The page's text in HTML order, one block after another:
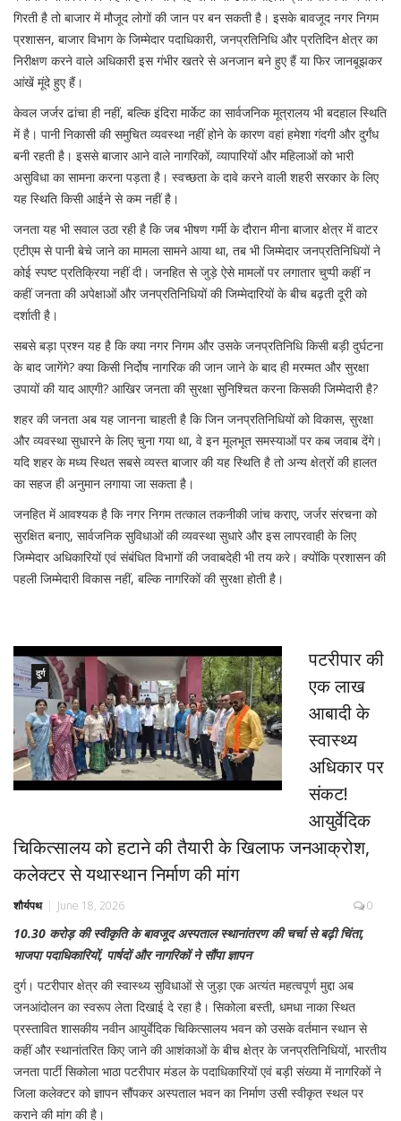
गिरती है तो बाजार में मौजूद लोगों की जान पर बन सकती है। इसके बावजूद नगर निगम
प्रशासन, बाजार विभाग के जिम्मेदार पदाधिकारी, जनप्रतिनिधि और प्रतिदिन क्षेत्र का
निरीक्षण करने वाले अधिकारी इस गंभीर खतरे से अनजान बने हुए हैं या फिर जानबूझकर
आंखें मूंदे हुए हैं।
केवल जर्जर ढांचा ही नहीं, बल्कि इंदिरा मार्केट का सार्वजनिक मूत्रालय भी बदहाल स्थिति
में है। पानी निकासी की समुचित व्यवस्था नहीं होने के कारण वहां हमेशा गंदगी और दुर्गंध
बनी रहती है। इससे बाजार आने वाले नागरिकों, व्यापारियों और महिलाओं को भारी
असुविधा का सामना करना पड़ता है। स्वच्छता के दावे करने वाली शहरी सरकार के लिए
यह स्थिति किसी आईने से कम नहीं है।
जनता यह भी सवाल उठा रही है कि जब भीषण गर्मी के दौरान मीना बाजार क्षेत्र में वाटर
एटीएम से पानी बेचे जाने का मामला सामने आया था, तब भी जिम्मेदार जनप्रतिनिधियों ने
कोई स्पष्ट प्रतिक्रिया नहीं दी। जनहित से जुड़े ऐसे मामलों पर लगातार चुप्पी कहीं न
कहीं जनता की अपेक्षाओं और जनप्रतिनिधियों की जिम्मेदारियों के बीच बढ़ती दूरी को
दर्शाती है।
सबसे बड़ा प्रश्न यह है कि क्या नगर निगम और उसके जनप्रतिनिधि किसी बड़ी दुर्घटना
के बाद जागेंगे? क्या किसी निर्दोष नागरिक की जान जाने के बाद ही मरम्मत और सुरक्षा
उपायों की याद आएगी? आखिर जनता की सुरक्षा सुनिश्चित करना किसकी जिम्मेदारी है?
शहर की जनता अब यह जानना चाहती है कि जिन जनप्रतिनिधियों को विकास, सुरक्षा
और व्यवस्था सुधारने के लिए चुना गया था, वे इन मूलभूत समस्याओं पर कब जवाब देंगे।
यदि शहर के मध्य स्थित सबसे व्यस्त बाजार की यह स्थिति है तो अन्य क्षेत्रों की हालत
का सहज ही अनुमान लगाया जा सकता है।
जनहित में आवश्यक है कि नगर निगम तत्काल तकनीकी जांच कराए, जर्जर संरचना को
सुरक्षित बनाए, सार्वजनिक सुविधाओं की व्यवस्था सुधारे और इस लापरवाही के लिए
जिम्मेदार अधिकारियों एवं संबंधित विभागों की जवाबदेही भी तय करे। क्योंकि प्रशासन की
पहली जिम्मेदारी विकास नहीं, बल्कि नागरिकों की सुरक्षा होती है।
दुर्ग
पटरीपार की
एक लाख
आबादी के
स्वास्थ्य
अधिकार पर
संकट!
आयुर्वेदिक
चिकित्सालय को हटाने की तैयारी के खिलाफ जनआक्रोश,
कलेक्टर से यथास्थान निर्माण की मांग
शौर्यपथ June 18, 2026 0
10.30 करोड़ की स्वीकृति के बावजूद अस्पताल स्थानांतरण की चर्चा से बढ़ी चिंता,
भाजपा पदाधिकारियों, पार्षदों और नागरिकों ने सौंपा ज्ञापन
दुर्ग। पटरीपार क्षेत्र की स्वास्थ्य सुविधाओं से जुड़ा एक अत्यंत महत्वपूर्ण मुद्दा अब
जनआंदोलन का स्वरूप लेता दिखाई दे रहा है। सिकोला बस्ती, धमधा नाका स्थित
प्रस्तावित शासकीय नवीन आयुर्वेदिक चिकित्सालय भवन को उसके वर्तमान स्थान से
कहीं और स्थानांतरित किए जाने की आशंकाओं के बीच क्षेत्र के जनप्रतिनिधियों, भारतीय
जनता पार्टी सिकोला भाठा पटरीपार मंडल के पदाधिकारियों एवं बड़ी संख्या में नागरिकों ने
जिला कलेक्टर को ज्ञापन सौंपकर अस्पताल भवन का निर्माण उसी स्वीकृत स्थल पर
कराने की मांग की है।